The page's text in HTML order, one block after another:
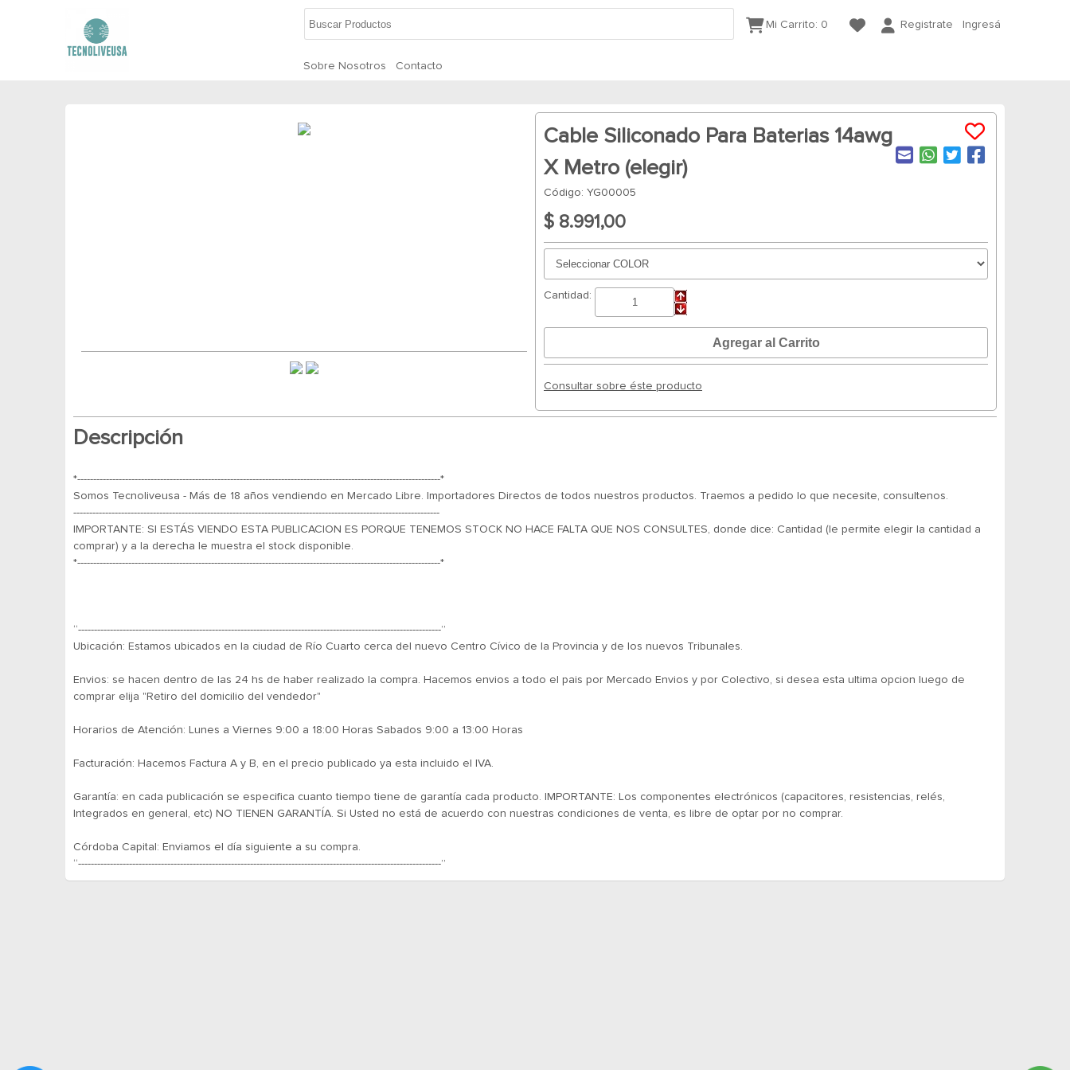
Mi Carrito: 0 Registrate Ingresá
Sobre Nosotros Contacto
Cable Siliconado Para Baterias 14awg
X Metro (elegir)
Código: YG00005
$ 8.991,00
Cantidad:
Consultar sobre éste producto
Descripción
*------------------------------------------------------------------------------------------------------------------*
Somos Tecnoliveusa - Más de 18 años vendiendo en Mercado Libre. Importadores Directos de todos nuestros productos. Traemos a pedido lo que necesite, consultenos.
-------------------------------------------------------------------------------------------------------------------
IMPORTANTE: SI ESTÁS VIENDO ESTA PUBLICACION ES PORQUE TENEMOS STOCK NO HACE FALTA QUE NOS CONSULTES, donde dice: Cantidad (le permite elegir la cantidad a
comprar) y a la derecha le muestra el stock disponible.
*------------------------------------------------------------------------------------------------------------------*
“------------------------------------------------------------------------------------------------------------------”
Ubicación: Estamos ubicados en la ciudad de Río Cuarto cerca del nuevo Centro Cívico de la Provincia y de los nuevos Tribunales.
Envios: se hacen dentro de las 24 hs de haber realizado la compra. Hacemos envios a todo el pais por Mercado Envios y por Colectivo, si desea esta ultima opcion luego de
comprar elija "Retiro del domicilio del vendedor"
Horarios de Atención: Lunes a Viernes 9:00 a 18:00 Horas Sabados 9:00 a 13:00 Horas
Facturación: Hacemos Factura A y B, en el precio publicado ya esta incluido el IVA.
Garantía: en cada publicación se especifica cuanto tiempo tiene de garantía cada producto. IMPORTANTE: Los componentes electrónicos (capacitores, resistencias, relés,
Integrados en general, etc) NO TIENEN GARANTÍA. Si Usted no está de acuerdo con nuestras condiciones de venta, es libre de optar por no comprar.
Córdoba Capital: Enviamos el día siguiente a su compra.
“------------------------------------------------------------------------------------------------------------------”